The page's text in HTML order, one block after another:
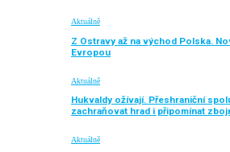
Aktuálně
Z Ostravy až na východ Polska.
Evropou
Aktuálně
Hukvaldy ožívají. Přeshraniční
zachraňovat hrad i připomínat
Aktuálně